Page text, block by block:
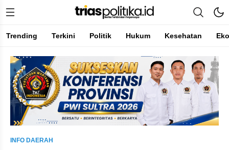
Berita Terkini & Terpercaya
Trending Terkini Politik Hukum Kesehatan
INFO DAERAH